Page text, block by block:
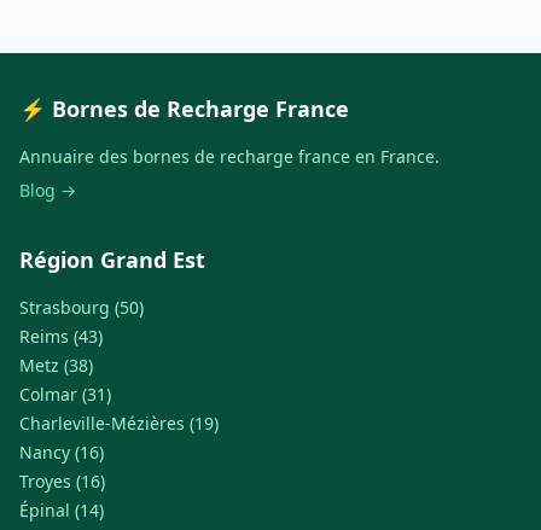
⚡ Bornes de Recharge France
Annuaire des bornes de recharge france en France.
Blog →
Région Grand Est
Strasbourg (50)
Reims (43)
Metz (38)
Colmar (31)
Charleville-Mézières (19)
Nancy (16)
Troyes (16)
Épinal (14)